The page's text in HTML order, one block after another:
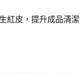
紅皮，提升成品清潔